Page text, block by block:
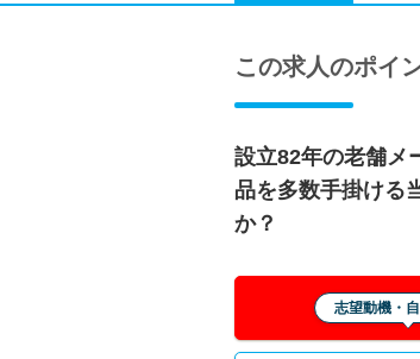
この求人のポイ
設立82年の老舗メ
品を多数手掛ける
か？
志望動機・